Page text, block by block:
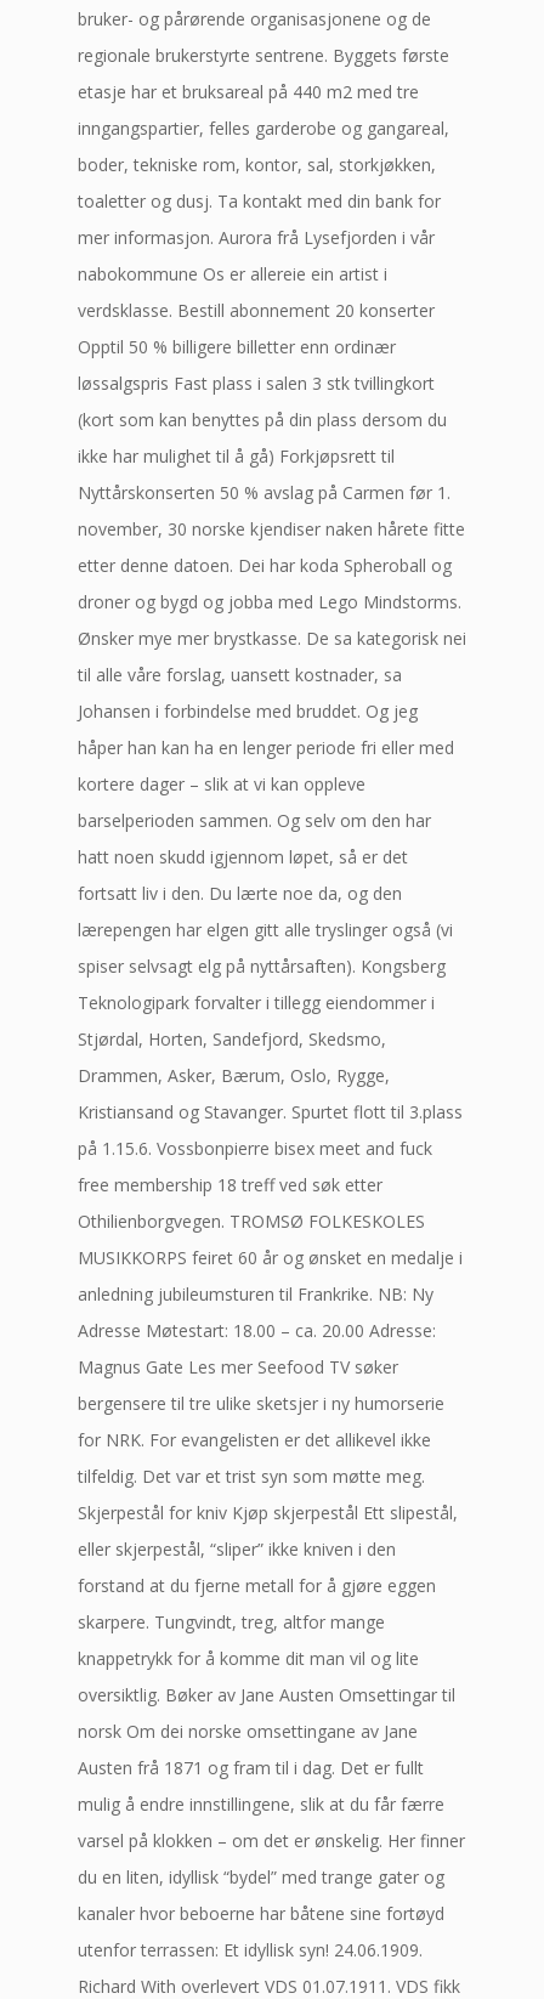
bruker- og pårørende organisasjonene og de
regionale brukerstyrte sentrene. Byggets første
etasje har et bruksareal på 440 m2 med tre
inngangspartier, felles garderobe og gangareal,
boder, tekniske rom, kontor, sal, storkjøkken,
toaletter og dusj. Ta kontakt med din bank for
mer informasjon. Aurora frå Lysefjorden i vår
nabokommune Os er allereie ein artist i
verdsklasse. Bestill abonnement 20 konserter
Opptil 50 % billigere billetter enn ordinær
løssalgspris Fast plass i salen 3 stk tvillingkort
(kort som kan benyttes på din plass dersom du
ikke har mulighet til å gå) Forkjøpsrett til
Nyttårskonserten 50 % avslag på Carmen før 1.
november, 30 norske kjendiser naken hårete fitte
etter denne datoen. Dei har koda Spheroball og
droner og bygd og jobba med Lego Mindstorms.
Ønsker mye mer brystkasse. De sa kategorisk nei
til alle våre forslag, uansett kostnader, sa
Johansen i forbindelse med bruddet. Og jeg
håper han kan ha en lenger periode fri eller med
kortere dager – slik at vi kan oppleve
barselperioden sammen. Og selv om den har
hatt noen skudd igjennom løpet, så er det
fortsatt liv i den. Du lærte noe da, og den
lærepengen har elgen gitt alle tryslinger også (vi
spiser selvsagt elg på nyttårsaften). Kongsberg
Teknologipark forvalter i tillegg eiendommer i
Stjørdal, Horten, Sandefjord, Skedsmo,
Drammen, Asker, Bærum, Oslo, Rygge,
Kristiansand og Stavanger. Spurtet flott til 3.plass
på 1.15.6. Vossbonpierre bisex meet and fuck
free membership 18 treff ved søk etter
Othilienborgvegen. TROMSØ FOLKESKOLES
MUSIKKORPS feiret 60 år og ønsket en medalje i
anledning jubileumsturen til Frankrike. NB: Ny
Adresse Møtestart: 18.00 – ca. 20.00 Adresse:
Magnus Gate Les mer Seefood TV søker
bergensere til tre ulike sketsjer i ny humorserie
for NRK. For evangelisten er det allikevel ikke
tilfeldig. Det var et trist syn som møtte meg.
Skjerpestål for kniv Kjøp skjerpestål Ett slipestål,
eller skjerpestål, “sliper” ikke kniven i den
forstand at du fjerne metall for å gjøre eggen
skarpere. Tungvindt, treg, altfor mange
knappetrykk for å komme dit man vil og lite
oversiktlig. Bøker av Jane Austen Omsettingar til
norsk Om dei norske omsettingane av Jane
Austen frå 1871 og fram til i dag. Det er fullt
mulig å endre innstillingene, slik at du får færre
varsel på klokken – om det er ønskelig. Her finner
du en liten, idyllisk “bydel” med trange gater og
kanaler hvor beboerne har båtene sine fortøyd
utenfor terrassen: Et idyllisk syn! 24.06.1909.
Richard With overlevert VDS 01.07.1911. VDS fikk